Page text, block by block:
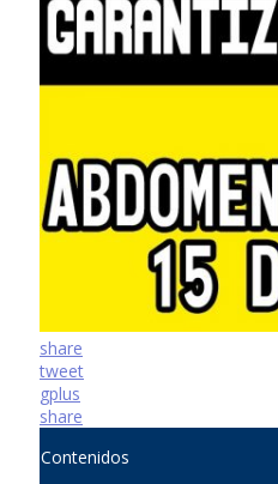
share
tweet
gplus
share
Contenidos